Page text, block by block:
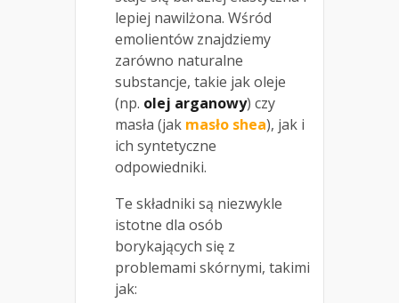
lepiej nawilżona. Wśród
emolientów znajdziemy
zarówno naturalne
substancje, takie jak oleje
(np. olej arganowy) czy
masła (jak masło shea), jak i
ich syntetyczne
odpowiedniki.
Te składniki są niezwykle
istotne dla osób
borykających się z
problemami skórnymi, takimi
jak: